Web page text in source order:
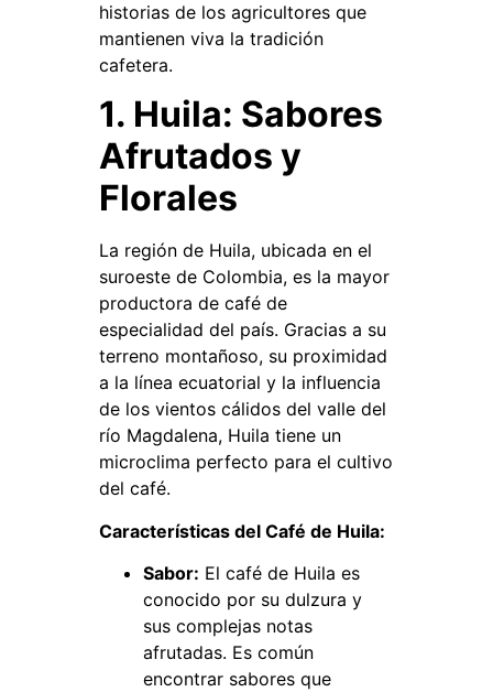
historias de los agricultores que
mantienen viva la tradición
cafetera.
1. Huila: Sabores
Afrutados y
Florales
La región de Huila, ubicada en el
suroeste de Colombia, es la mayor
productora de café de
especialidad del país. Gracias a su
terreno montañoso, su proximidad
a la línea ecuatorial y la influencia
de los vientos cálidos del valle del
río Magdalena, Huila tiene un
microclima perfecto para el cultivo
del café.
Características del Café de Huila:
Sabor: El café de Huila es
conocido por su dulzura y
sus complejas notas
afrutadas. Es común
encontrar sabores que